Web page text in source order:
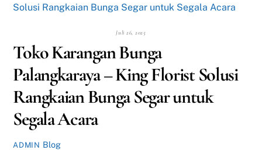
Juli 26, 2025
Toko Karangan Bunga
Palangkaraya – King Florist Solusi
Rangkaian Bunga Segar untuk
Segala Acara
ADMIN Blog